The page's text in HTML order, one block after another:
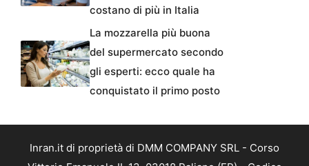
costano di più in Italia
La mozzarella più buona
del supermercato secondo
gli esperti: ecco quale ha
conquistato il primo posto
Inran.it di proprietà di DMM COMPANY SRL - Corso